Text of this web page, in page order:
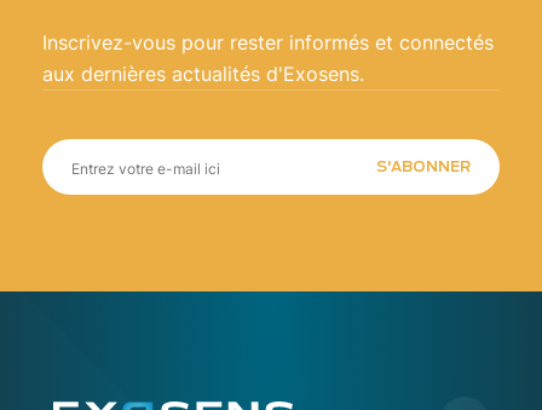
Inscrivez-vous pour rester informés et connectés
aux dernières actualités d'Exosens.
S'ABONNER